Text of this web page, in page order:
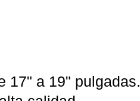
17" a 19" pulgadas.